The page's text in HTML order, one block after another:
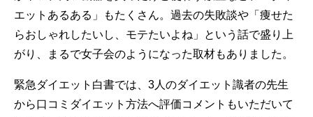
エットあるある」もたくさん。過去の失敗談や「痩せた
らおしゃれしたいし、モテたいよね」という話で盛り上
がり、まるで女子会のようになった取材もありました。
緊急ダイエット白書では、3人のダイエット識者の先生
から口コミダイエット方法へ評価コメントもいただいて